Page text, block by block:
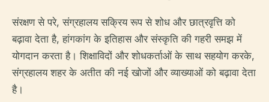
संरक्षण से परे, संग्रहालय सक्रिय रूप से शोध और छात्रवृत्ति को
बढ़ावा देता है, हांगकांग के इतिहास और संस्कृति की गहरी समझ में
योगदान करता है। शिक्षाविदों और शोधकर्ताओं के साथ सहयोग करके,
संग्रहालय शहर के अतीत की नई खोजों और व्याख्याओं को बढ़ावा देता
है।